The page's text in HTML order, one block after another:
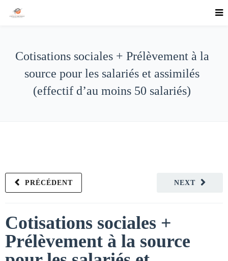
Cotisations sociales + Prélèvement à la
source pour les salariés et assimilés
(effectif d’au moins 50 salariés)
NEXT
PRÉCÉDENT
Cotisations sociales +
Prélèvement à la source